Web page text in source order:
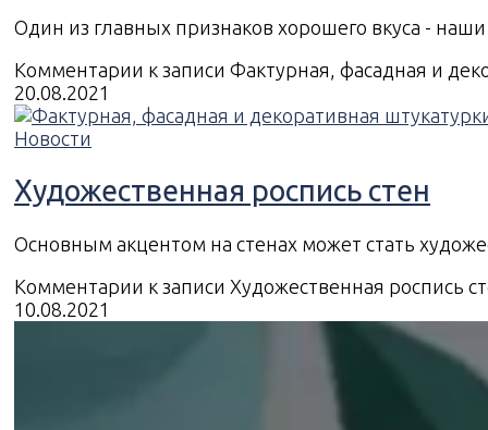
Один из главных признаков хорошего вкуса -
Комментарии к записи Фактурная, фасадная и
20.08.2021
Новости
Художественная роспись стен
Основным акцентом на стенах может стать
Комментарии к записи Художественная роспись
10.08.2021